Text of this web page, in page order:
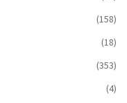
(158)
(18)
(353)
(4)